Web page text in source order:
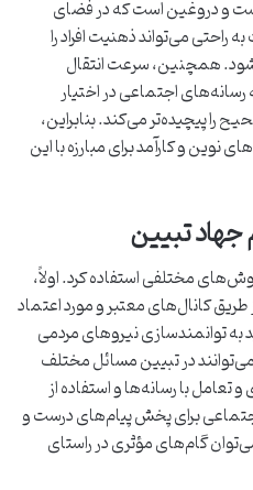
و دروغین است که در فضای
می‌تواند ذهنیت افراد را
همچنین، سرعت انتقال
اجتماعی در اختیار
را پیچیده‌تر می‌کند. بنابراین،
نوین و کارآمد برای مبارزه با این
جهاد تبیین
مختلفی استفاده کرد. اولاً،
کانال‌های معتبر و مورد اعتماد
به توانمندسازی نیروهای مردمی
در تبیین مسائل مختلف
تعامل با رسانه‌ها و استفاده از
برای پخش پیام‌های درست و
گام‌های مؤثری در راستای